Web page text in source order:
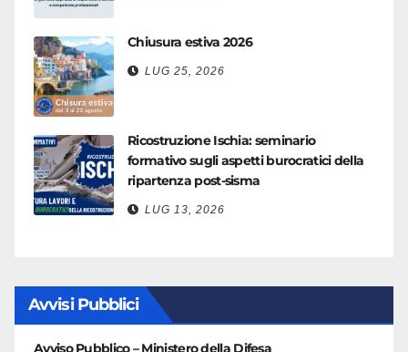
Chiusura estiva 2026
LUG 25, 2026
Ricostruzione Ischia: seminario
formativo sugli aspetti burocratici della
ripartenza post-sisma
LUG 13, 2026
Avvisi Pubblici
Avviso Pubblico – Ministero della Difesa